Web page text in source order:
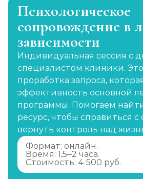
Психологическое
сопровождение в
зависимости
Индивидуальная сессия с
специалистом клиники. Это
проработка запроса,
эффективность основной
программы. Помогаем
ресурс, чтобы справиться
вернуть контроль над
Формат: онлайн.
Время: 1,5–2 часа.
Стоимость: 4 500 руб.